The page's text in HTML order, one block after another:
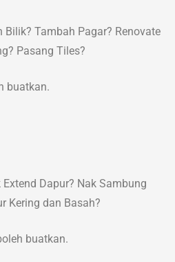
Tambah Pagar? Renovate
Pasang Tiles?
buatkan.
Dapur? Nak Sambung
Kering dan Basah?
buatkan.